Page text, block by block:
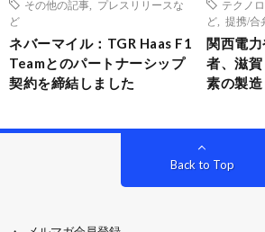
その他の記事
プレスリリースな
ど
ネバーマイル：TGR Haas F1
Teamとのパートナーシップ
契約を締結しました
テクノ
ど
提携/合
関西電
者、滋
素の製
Back to Top